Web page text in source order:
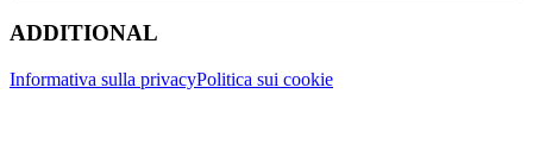
ADDITIONAL
Informativa sulla privacyPolitica sui cookie